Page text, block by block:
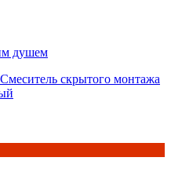
душем
скрытого монтажа